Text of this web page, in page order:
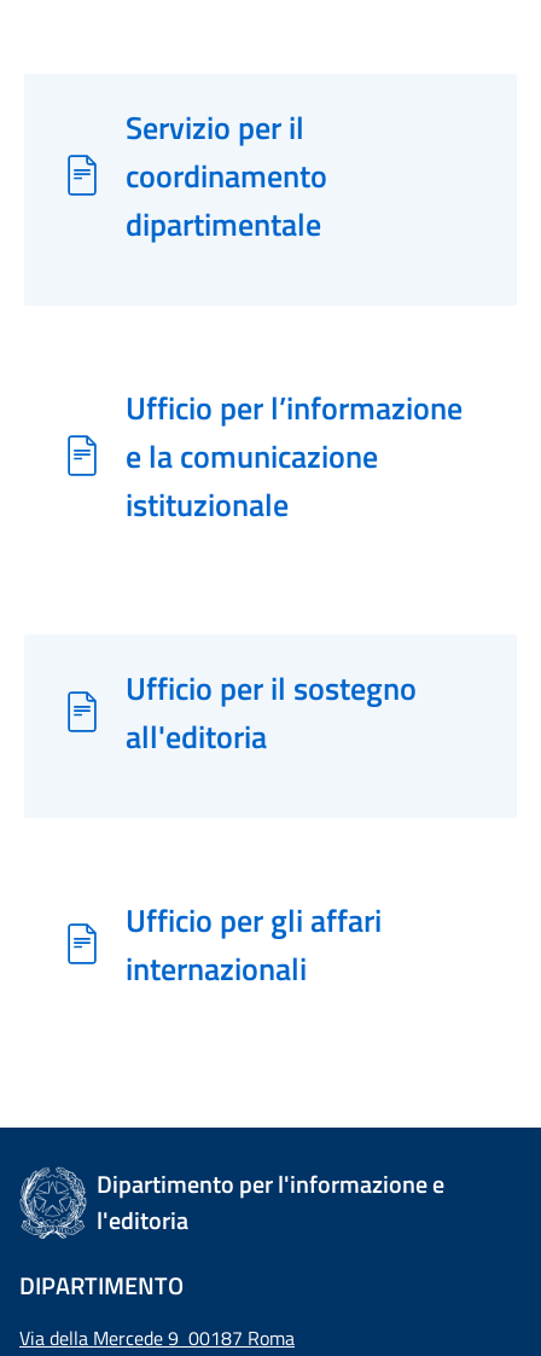
Servizio per il
coordinamento
dipartimentale
Ufficio per l’informazione
e la comunicazione
istituzionale
Ufficio per il sostegno
all'editoria
Ufficio per gli affari
internazionali
Dipartimento per l'informazione e
l'editoria
DIPARTIMENTO
Via della Mercede 9 00187 Roma